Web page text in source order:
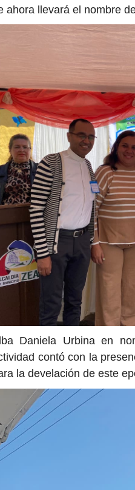
ahora llevará el nombre
Daniela Urbina en
contó con la
la develación de este